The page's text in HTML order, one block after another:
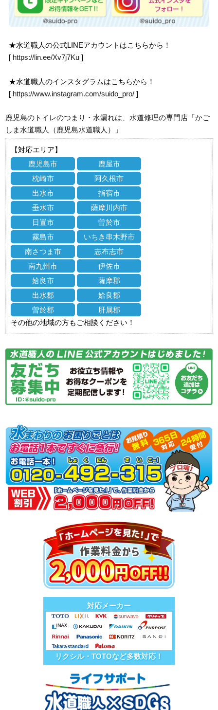
★水道職人の公式LINEアカウントはこちらから！
[ https://lin.ee/Xv7j7Ku ]
★水道職人のインスタグラムはこちらから！
[ https://www.instagram.com/suido_pro/ ]
鹿児島のトイレのつまり・水漏れは、水道修理の専門店「かご
しま水道職人（鹿児島水道職人）」
【対応エリア】
鹿児島市
鹿屋市
枕崎市
阿久根市
出水市
指宿市
垂水市
薩摩川内市
日置市
曽於市
霧島市
いちき串木野市
南さつま市
志布志市
南九州市
伊佐市
姶良市
薩摩郡
出水郡
姶良郡
曽於郡
肝属郡
その他の地域の方もご相談ください！
対応メーカー
リクシル・TOTOなど多数対応！